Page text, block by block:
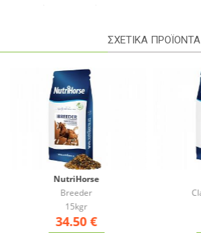
ΣΧΕΤΙΚΑ ΠΡΟΪΟΝΤΑ
NutriHorse
Classic for Horse
15kgr
28.20€